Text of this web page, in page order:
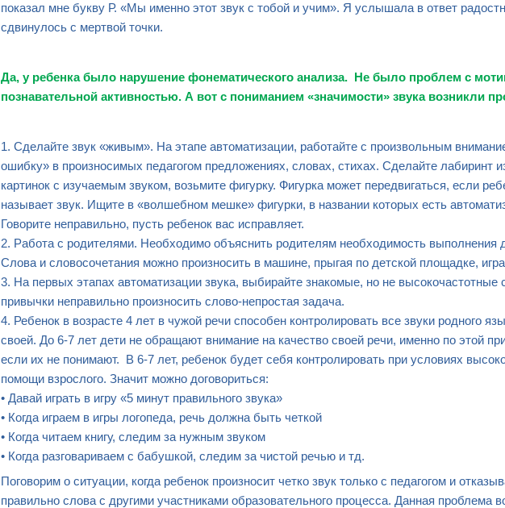
показал мне букву Р. «Мы именно этот звук с тобой и учим». Я услышала в ответ
сдвинулось с мертвой точки.
Да, у ребенкабыло нарушение фонематического анализа. Не было проблем с
познавательной активностью. А вот с пониманием «значимости» звука возникли
1. Сделайте звук «живым». На этапе автоматизации, работайте с произвольным
ошибку» в произносимых педагогом предложениях, словах, стихах. Сделайте лабиринт
картинок с изучаемым звуком, возьмите фигурку. Фигурка может передвигаться, если
называет звук. Ищите в «волшебном мешке» фигурки, в названии которых есть
Говорите неправильно, пусть ребенок вас исправляет.
2. Работа с родителями. Необходимо объяснить родителям необходимость выполнения
Слова и словосочетания можно произносить в машине, прыгая по детской площадке,
3. На первых этапах автоматизации звука, выбирайте знакомые, но не высокочастотные
привычки неправильно произносить слово-непростая задача.
4. Ребенок в возрасте 4 лет в чужой речи способен контролировать все звуки родного
своей. До 6-7 лет дети не обращают внимание на качество своей речи, именно по этой
если их не понимают. В 6-7 лет, ребенок будет себя контролировать при условиях
помощи взрослого. Значит можно договориться:
• Давай играть в игру «5 минут правильного звука»
• Когда играем в игры логопеда, речь должна быть четкой
• Когда читаем книгу, следим за нужным звуком
• Когда разговариваем с бабушкой, следим за чистой речью и тд.
Поговорим о ситуации, когда ребенок произносит четко звук только с педагогом и
правильно слова с другими участниками образовательного процесса. Данная проблема